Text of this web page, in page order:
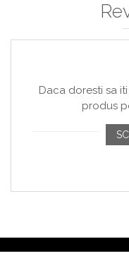
Daca doresti sa
produs